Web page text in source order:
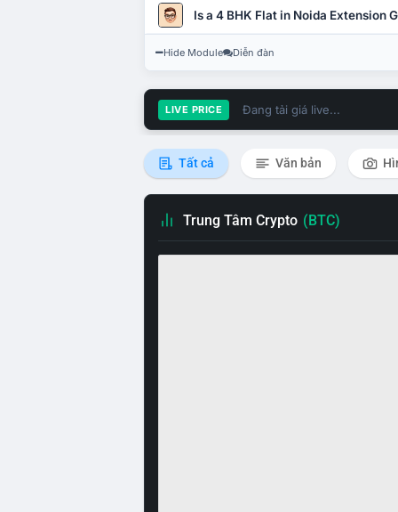
Is a 4 BHK Flat in Noida Extension
Hide Module Diễn đàn
LIVE PRICE Đang tải giá live...
Tất cả Văn bản
Trung Tâm Crypto (BTC)